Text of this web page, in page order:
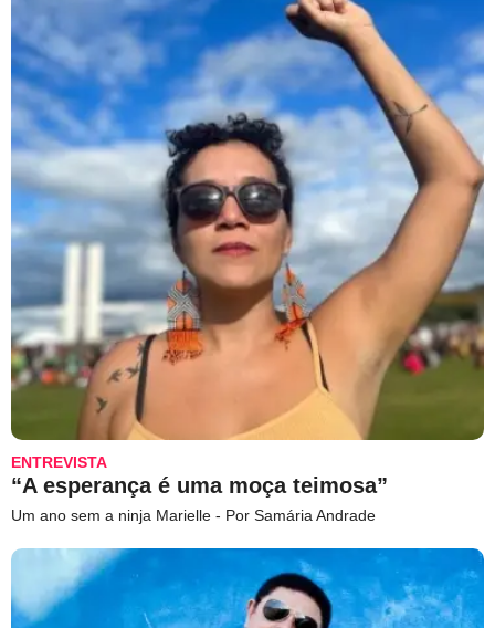
ENTREVISTA
“A esperança é uma moça teimosa”
Um ano sem a ninja Marielle - Por Samária Andrade